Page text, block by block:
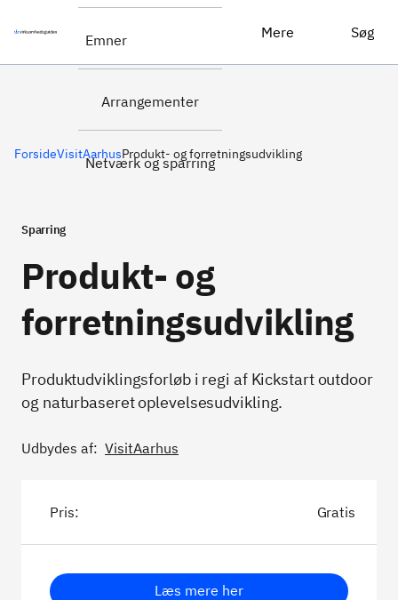
Emner
Arrangementer
Netværk og sparring
Mere Søg
Læs mere her
ForsideVisitAarhusProdukt- og forretningsudvikling
Sparring
Produkt- og
forretningsudvikling
Produktudviklingsforløb i regi af Kickstart outdoor
og naturbaseret oplevelsesudvikling.
Udbydes af: VisitAarhus
Pris: Gratis
Læs mere her